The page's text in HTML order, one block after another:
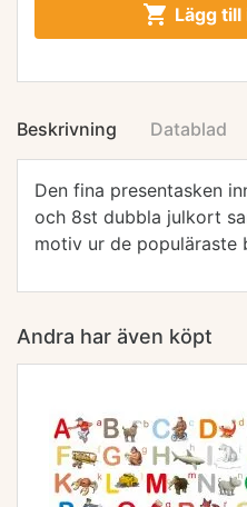
 Lägg
Beskrivning Datablad
Den fina presentasken
och 8st dubbla julkort
motiv ur de populäraste
Andra har även köpt